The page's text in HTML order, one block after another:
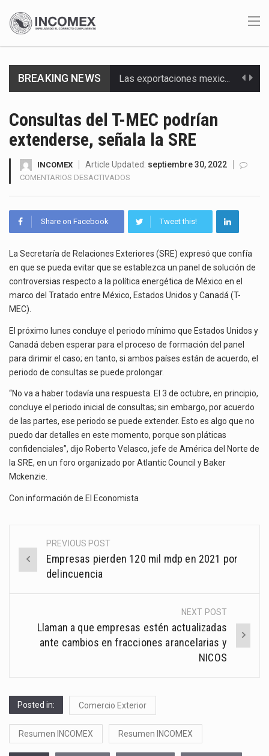
BREAKING NEWS Las exportaciones mexicanas de vehículos ligeros disminuyeron 9.67 % en julio a tasa anual, alcanzando…
Solo el 17.8 % de las empresas en México se considera totalmente preparada para la…
Los créditos fiscales determinados a empresas IMMEX rara vez nacen de una interpretación equivocada de…
La inversión fija bruta en México registró un aumento de 1.1% interanual en mayo de…
El gobierno de Estados Unidos anunciará un arancel del 15 % sobre los productos fabricados…
El Departamento de Agricultura de Estados Unidos (USDA) suspendió el 5 de agosto de 2026…
Consultas del T-MEC podrían
extenderse, señala la SRE
INCOMEX Article Updated: septiembre 30, 2022
COMENTARIOS DESACTIVADOS
MEC
EXTENDERSE,
SEÑALA
LA
SRE
Share on Facebook Tweet this!
La Secretaría de Relaciones Exteriores (SRE) expresó que confía
en que se pueda evitar que se establezca un panel de solución de
controversias respecto a la política energética de México en el
marco del Tratado entre México, Estados Unidos y Canadá (T-
MEC).
El próximo lunes concluye el periodo mínimo que Estados Unidos y
Canadá deben esperar para el proceso de formación del panel
para dirimir el caso; en tanto, si ambos países están de acuerdo, el
periodo de consultas se puede prolongar.
“No va a haber todavía una respuesta. El 3 de octubre, en principio,
concluye el periodo inicial de consultas; sin embargo, por acuerdo
de las partes, ese periodo se puede extender. Esto es algo que no
puedo dar detalles en este momento, porque son pláticas
confidenciales”, dijo Roberto Velasco, jefe de América del Norte de
la SRE, en un foro organizado por Atlantic Council y Baker
Mckenzie.
Con información de El Economista
Post
navigation
PREVIOUS POST
Empresas pierden 120 mil mdp en 2021 por
delincuencia
NEXT POST
Llaman a que empresas estén actualizadas
ante cambios en fracciones arancelarias y
NICOS
Posted in: Comercio Exterior
Resumen INCOMEX Resumen INCOMEX